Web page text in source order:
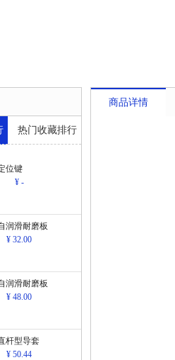
热门收藏排行
位键
¥ -
润滑耐磨板
¥ 32.00
润滑耐磨板
¥ 48.00
杆型导套
¥ 50.44
商品详情